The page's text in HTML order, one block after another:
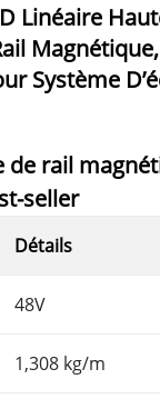
Linéaire
Système
de rail
seller
Détails
48V
1,308 kg/m